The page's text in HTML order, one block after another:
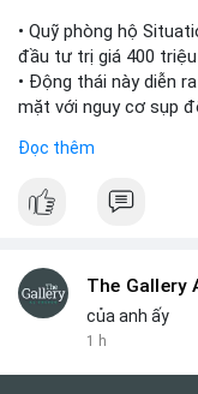
• Quỹ phòng hộ
đầu tư trị giá 400
• Động thái này diễn
mặt với nguy cơ sụp
• Sự trở lại này đánh
$btc $eth
Đọc thêm
The Gallery
của anh ấy
1 h